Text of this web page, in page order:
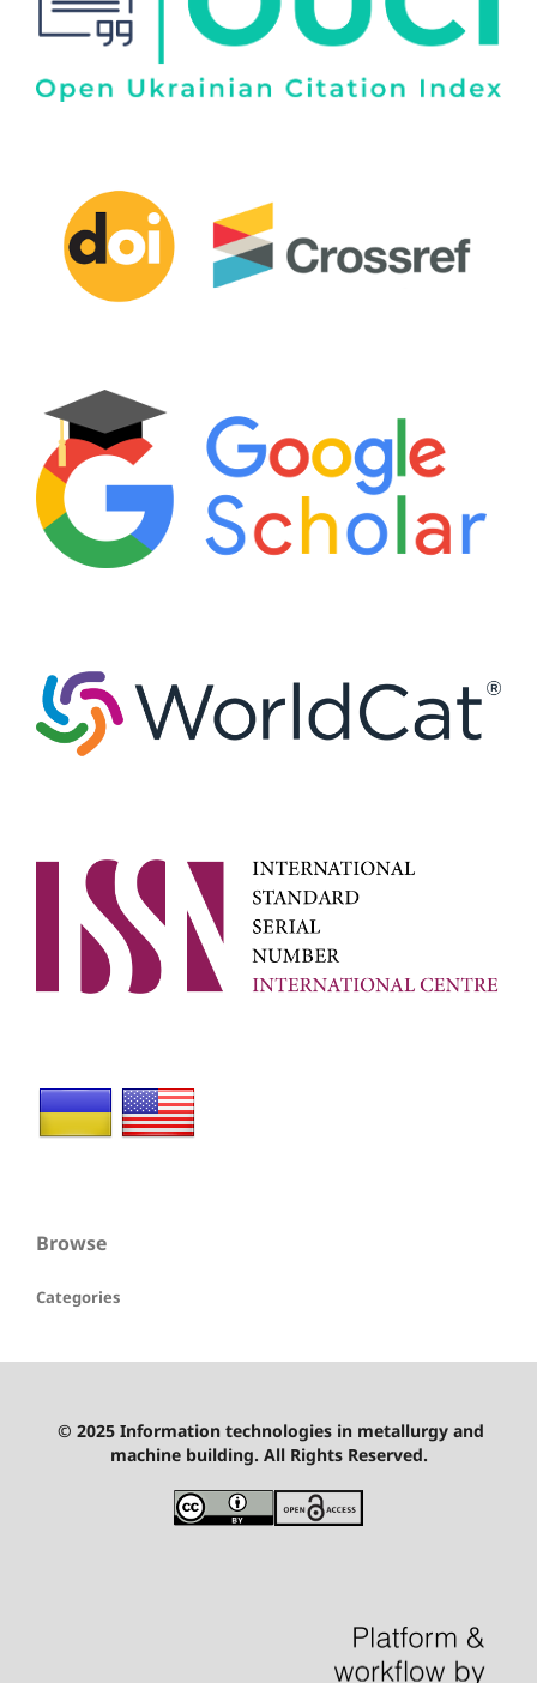
Browse
Categories
© 2025 Information technologies in metallurgy and
machine building. All Rights Reserved.